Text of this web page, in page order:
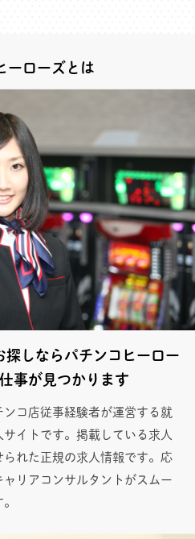
ーローズとは
探しならパチンコヒーロー
事が見つかります
コ店従事経験者が運営する就
イトです。掲載している求人
れた正規の求人情報です。応
リアコンサルタントがスムー